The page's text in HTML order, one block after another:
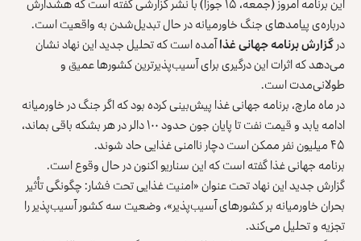
درباره‌ی پیامدهای جنگ خاورمیانه در حال تبدیل‌شدن به ‏واقعیت است.‏
درگزارش برنامه جهانی غذاآمده است که تحلیل جدید این نهاد نشان
‏می‌دهد که اثرات این درگیری برای آسیب‌پذیرترین کشورها عمیق و
‏طولانی‌مدت است‎.‎
در ماه مارچ، برنامه جهانی غذا پیش‌بینی کرده بود که اگر جنگ در ‏خاورمیانه
ادامه یابد و قیمت نفت تا پایان جون حدود ۱۰۰ دالر در هر ‏بشکه باقی بماند،
۴۵ میلیون نفر ممکن است دچار ناامنی غذایی حاد ‏شوند‎.‎
برنامه جهانی غذا گفته است که این سناریو اکنون در حال وقوع است‎.‎
گزارش جدید این نهاد تحت عنوان «امنیت غذایی تحت فشار: چگونگی ‏تأثیر
بحران خاورمیانه بر کشورهای آسیب‌پذیر»، وضعیت سه کشور ‏آسیب‌پذیر را
تجزیه و تحلیل می‌کند‎.‎